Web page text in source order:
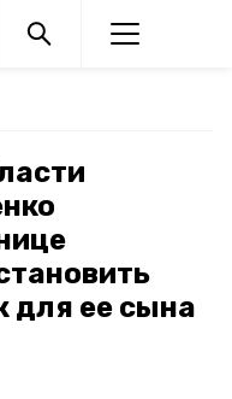
для ее сына